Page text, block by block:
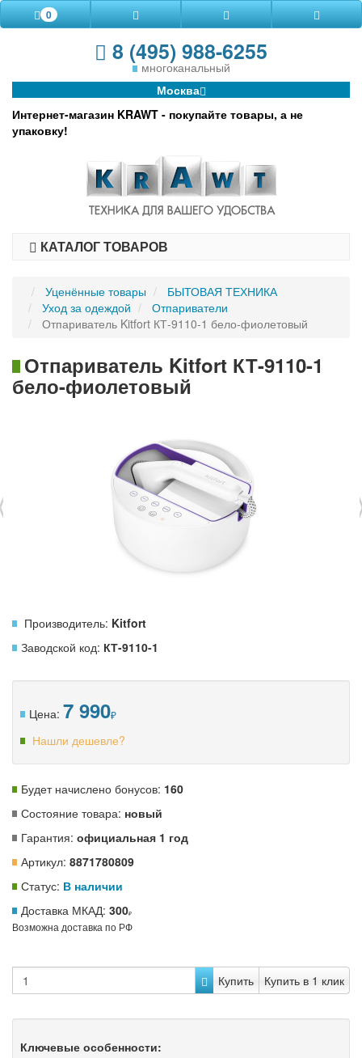
0
8 (495) 988-6255
многоканальный
Москва
Интернет-магазин KRAWT - покупайте товары, а не
упаковку!
КАТАЛОГ ТОВАРОВ
Уценённые товары
БЫТОВАЯ ТЕХНИКА
Уход за одеждой
Отпариватели
Отпариватель Kitfort КТ-9110-1 бело-фиолетовый
Отпариватель Kitfort КТ-9110-1
бело-фиолетовый
Производитель: Kitfort
Заводской код: КТ-9110-1
Цена: 7 990
Нашли дешевле?
Будет начислено бонусов: 160
Состояние товара: новый
Гарантия: официальная 1 год
Артикул: 8871780809
Статус: В наличии
Доставка МКАД: 300
Возможна доставка по РФ
Купить Купить в 1 клик
Ключевые особенности: